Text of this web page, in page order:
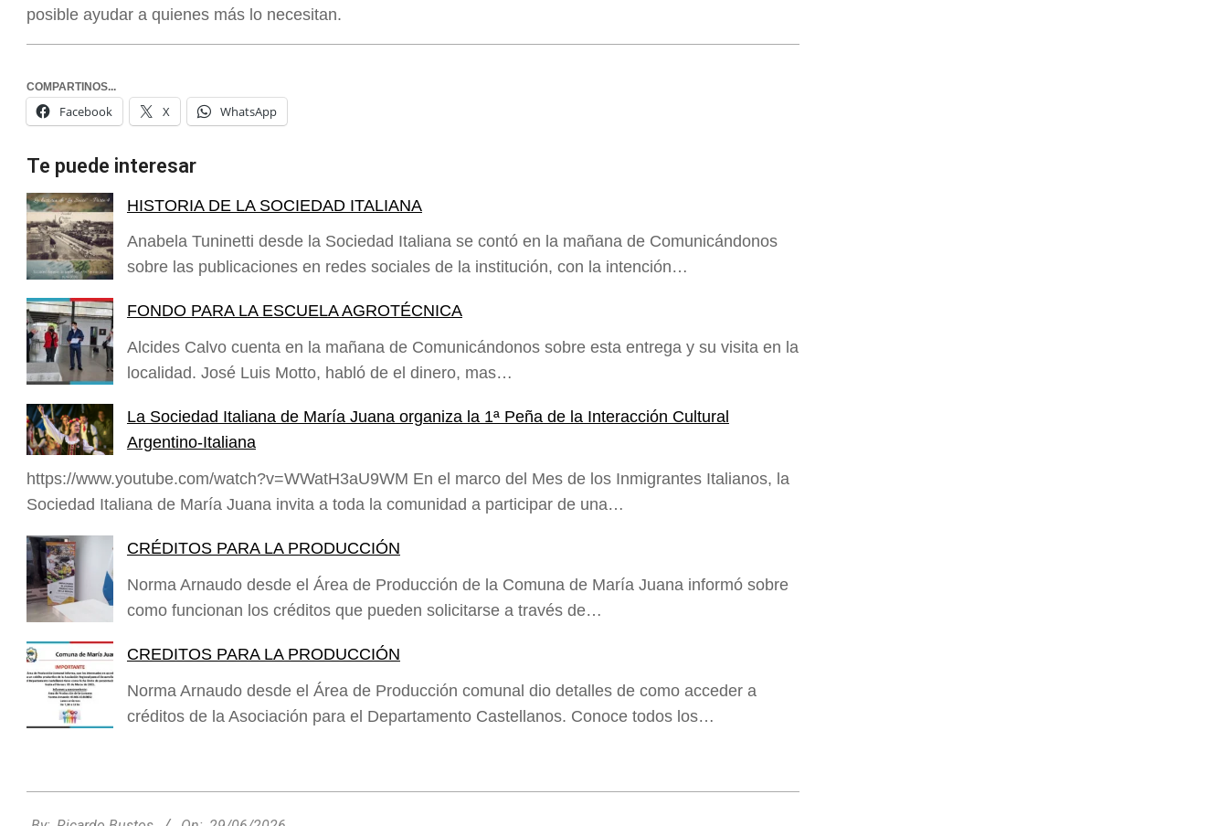
posible ayudar a quienes más lo necesitan.
COMPARTINOS...
Facebook X WhatsApp
Te puede interesar
HISTORIA DE LA SOCIEDAD ITALIANA
Anabela Tuninetti desde la Sociedad Italiana se contó en la mañana de Comunicándonos
sobre las publicaciones en redes sociales de la institución, con la intención…
FONDO PARA LA ESCUELA AGROTÉCNICA
Alcides Calvo cuenta en la mañana de Comunicándonos sobre esta entrega y su visita en la
localidad. José Luis Motto, habló de el dinero, mas…
La Sociedad Italiana de María Juana organiza la 1ª Peña de la Interacción Cultural
Argentino-Italiana
https://www.youtube.com/watch?v=WWatH3aU9WM En el marco del Mes de los Inmigrantes Italianos, la
Sociedad Italiana de María Juana invita a toda la comunidad a participar de una…
CRÉDITOS PARA LA PRODUCCIÓN
Norma Arnaudo desde el Área de Producción de la Comuna de María Juana informó sobre
como funcionan los créditos que pueden solicitarse a través de…
CREDITOS PARA LA PRODUCCIÓN
Norma Arnaudo desde el Área de Producción comunal dio detalles de como acceder a
créditos de la Asociación para el Departamento Castellanos. Conoce todos los…
06-